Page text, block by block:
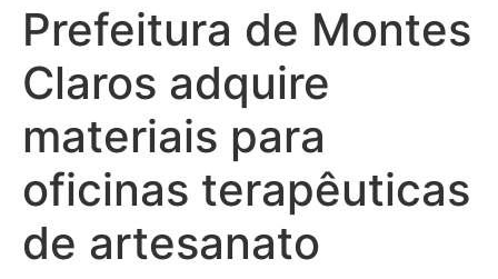
Prefeitura de Montes
Claros adquire
materiais para
oficinas terapêuticas
de artesanato